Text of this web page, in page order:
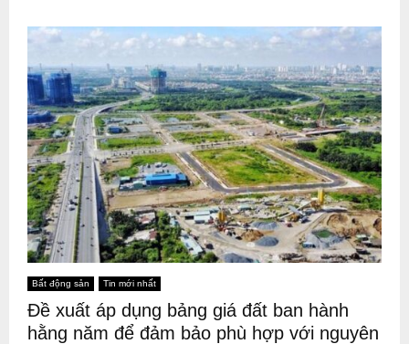
Bất động sản Tin mới nhất
Đề xuất áp dụng bảng giá đất ban hành
hằng năm để đảm bảo phù hợp với nguyên